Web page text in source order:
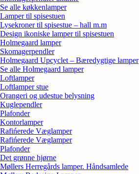
Se alle køkkenlamper
Lamper til spisestuen
Lysekroner til spisestue – hall m.m
Design ikoniske lamper til spisestuen
Holmegaard lamper
Skomagerpendler
Holmegaard Upcyclet – Bæredygtige lamper
Se alle Holmegaard lamper
Loftlamper
Loftlamper stue
Orangeri og udestue belysning
Kuglependler
Plafonder
Kontorlamper
Rafińerede Væglamper
Rafińerede Væglamper
Plafonder
Det grønne hjørne
Møllers Herregårds lamper. Håndsamlede